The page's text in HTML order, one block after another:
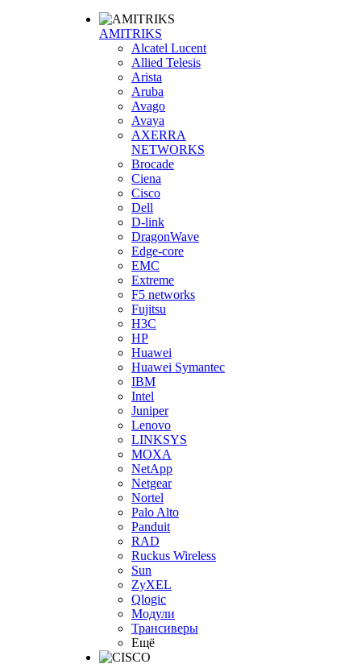
AMITRIKS
Alcatel Lucent
Allied Telesis
Arista
Aruba
Avago
Avaya
AXERRA
NETWORKS
Brocade
Ciena
Cisco
Dell
D-link
DragonWave
Edge-core
EMC
Extreme
F5 networks
Fujitsu
H3С
HP
Huawei
Huawei Symantec
IBM
Intel
Juniper
Lenovo
LINKSYS
MOXA
NetApp
Netgear
Nortel
Palo Alto
Panduit
RAD
Ruckus Wireless
Sun
ZyXEL
Qlogic
Модули
Трансиверы
Ещё